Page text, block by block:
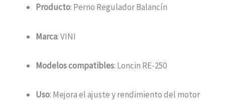
Producto: Perno Regulador Balancín
Marca: VINI
Modelos compatibles: Loncin RE-250
Uso: Mejora el ajuste y rendimiento del motor